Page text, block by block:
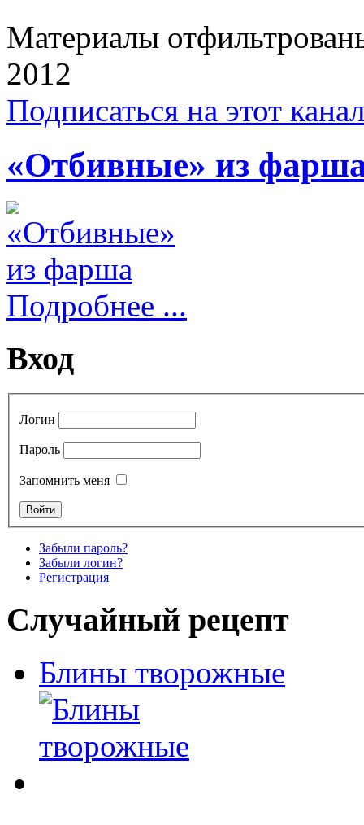
Материалы
2012
Подписаться на этот
«Отбивные» из
Подробнее ...
Вход
Логин
Пароль
Запомнить меня
Забыли пароль?
Забыли логин?
Регистрация
Случайный рецепт
Блины творожные